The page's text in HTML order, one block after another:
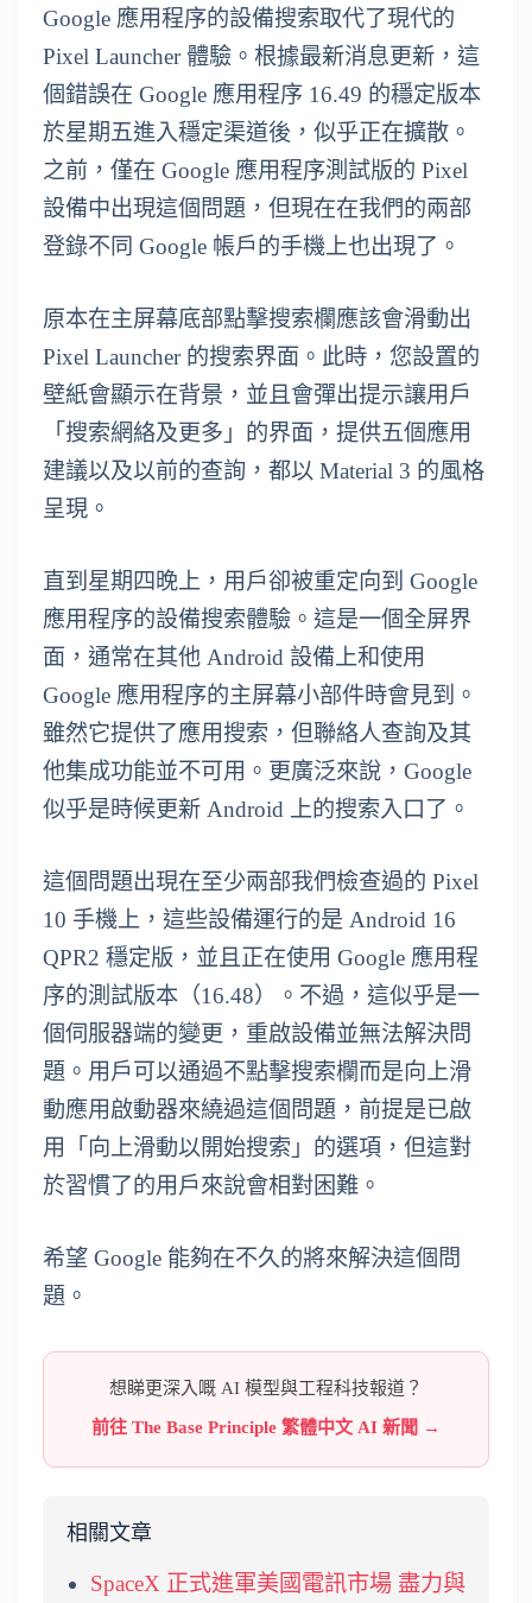
Google 應用程序的設備搜索取代了現代的
Pixel Launcher 體驗。根據最新消息更新，這
個錯誤在 Google 應用程序 16.49 的穩定版本
於星期五進入穩定渠道後，似乎正在擴散。
之前，僅在 Google 應用程序測試版的 Pixel
設備中出現這個問題，但現在在我們的兩部
登錄不同 Google 帳戶的手機上也出現了。
原本在主屏幕底部點擊搜索欄應該會滑動出
Pixel Launcher 的搜索界面。此時，您設置的
壁紙會顯示在背景，並且會彈出提示讓用戶
「搜索網絡及更多」的界面，提供五個應用
建議以及以前的查詢，都以 Material 3 的風格
呈現。
直到星期四晚上，用戶卻被重定向到 Google
應用程序的設備搜索體驗。這是一個全屏界
面，通常在其他 Android 設備上和使用
Google 應用程序的主屏幕小部件時會見到。
雖然它提供了應用搜索，但聯絡人查詢及其
他集成功能並不可用。更廣泛來說，Google
似乎是時候更新 Android 上的搜索入口了。
這個問題出現在至少兩部我們檢查過的 Pixel
10 手機上，這些設備運行的是 Android 16
QPR2 穩定版，並且正在使用 Google 應用程
序的測試版本（16.48）。不過，這似乎是一
個伺服器端的變更，重啟設備並無法解決問
題。用戶可以通過不點擊搜索欄而是向上滑
動應用啟動器來繞過這個問題，前提是已啟
用「向上滑動以開始搜索」的選項，但這對
於習慣了的用戶來說會相對困難。
希望 Google 能夠在不久的將來解決這個問
題。
想睇更深入嘅 AI 模型與工程科技報道？
前往 The Base Principle 繁體中文 AI 新聞 →
相關文章
SpaceX 正式進軍美國電訊市場 盡力與